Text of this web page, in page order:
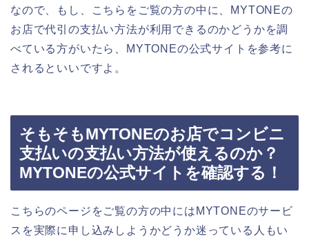
なので、もし、こちらをご覧の方の中に、MYTONEの
お店で代引の支払い方法が利用できるのかどうかを調
べている方がいたら、MYTONEの公式サイトを参考に
されるといいですよ。
そもそもMYTONEのお店でコンビニ
支払いの支払い方法が使えるのか？
MYTONEの公式サイトを確認する！
こちらのページをご覧の方の中にはMYTONEのサービ
スを実際に申し込みしようかどうか迷っている人もい